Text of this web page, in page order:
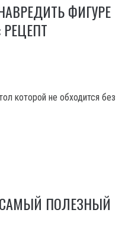
ФИГУРЕ
которой не обходится без
ПОЛЕЗНЫЙ